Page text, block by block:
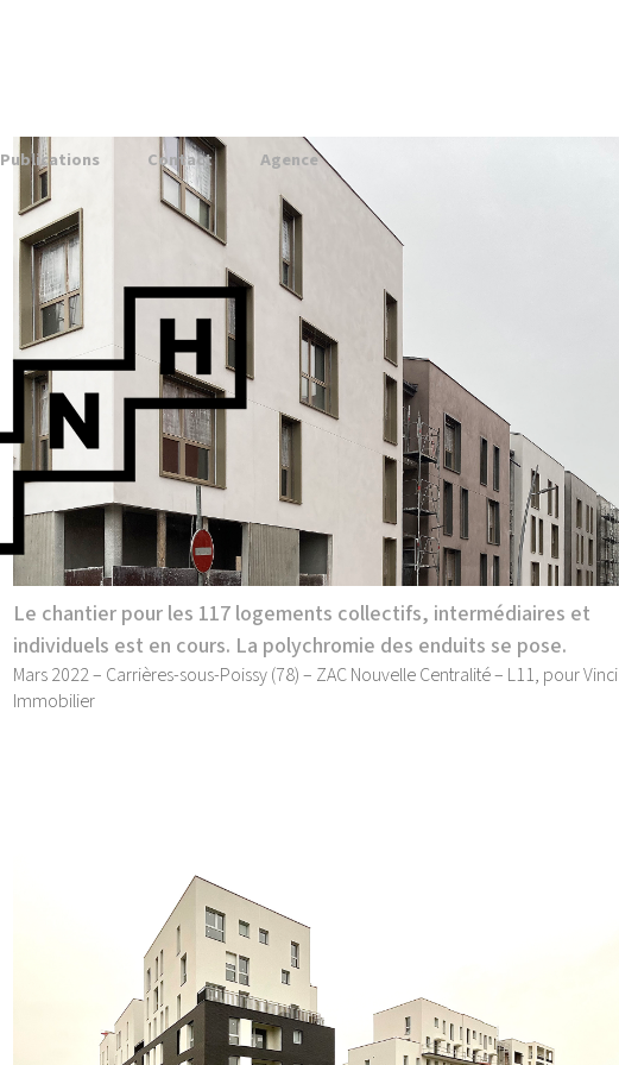
Publications Contact Agence
Le chantier pour les 117 logements collectifs, intermédiaires et
individuels est en cours. La polychromie des enduits se pose.
Mars 2022 – Carrières-sous-Poissy (78) – ZAC Nouvelle Centralité – L11, pour Vinci
Immobilier